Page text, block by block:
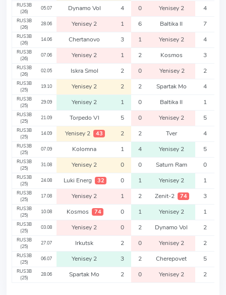
RUS3B
(26)
05.07 Dynamo Vol 4 0 Yenisey 2 4
RUS3B
(26)
28.06 Yenisey 2 1 6 Baltika II 7
RUS3B
(26)
14.06 Chertanovo 3 1 Yenisey 2 4
RUS3B
(26)
07.06 Yenisey 2 1 2 Kosmos 3
RUS3B
(26)
02.05 Iskra Smol 2 0 Yenisey 2 2
RUS3B
(25)
19.10 Yenisey 2 2 2 Spartak Mo 4
RUS3B
(25)
29.09 Yenisey 2 1 0 Baltika II 1
RUS3B
(25)
21.09 Torpedo Vl 5 0 Yenisey 2 5
RUS3B
(25)
14.09 Yenisey 2 43 2 2 Tver 4
RUS3B
(25)
07.09 Kolomna 1 4 Yenisey 2 5
RUS3B
(25)
31.08 Yenisey 2 0 0 Saturn Ram 0
RUS3B
(25)
24.08 Luki Energ 32 0 1 Yenisey 2 1
RUS3B
(25)
17.08 Yenisey 2 1 2 Zenit-2 74 3
RUS3B
(25)
10.08 Kosmos 74 0 1 Yenisey 2 1
RUS3B
(25)
03.08 Yenisey 2 0 2 Dynamo Vol 2
RUS3B
(25)
27.07 Irkutsk 2 0 Yenisey 2 2
RUS3B
(25)
06.07 Yenisey 2 3 2 Cherepovet 5
RUS3B
(25)
28.06 Spartak Mo 2 0 Yenisey 2 2